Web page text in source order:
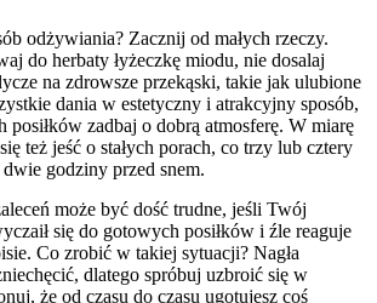
odżywiania? Zacznij od małych rzeczy.
do herbaty łyżeczkę miodu, nie dosalaj
na zdrowsze przekąski, takie jak ulubione
dania w estetyczny i atrakcyjny sposób,
posiłków zadbaj o dobrą atmosferę. W miarę
też jeść o stałych porach, co trzy lub cztery
godziny przed snem.
może być dość trudne, jeśli Twój
się do gotowych posiłków i źle reaguje
Co zrobić w takiej sytuacji? Nagła
dlatego spróbuj uzbroić się w
że od czasu do czasu ugotujesz coś